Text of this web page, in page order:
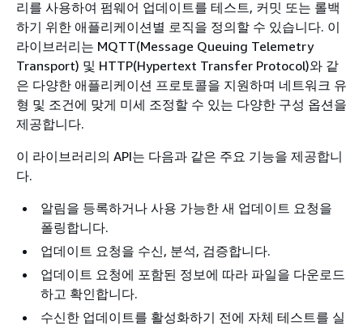
리를 사용하여 펌웨어 업데이트를 테스트, 커밋 또는 롤백
하기 위한 애플리케이션별 로직을 정의할 수 있습니다. 이
라이브러리는 MQTT(Message Queuing Telemetry
Transport) 및 HTTP(Hypertext Transfer Protocol)와 같
은 다양한 애플리케이션 프로토콜을 지원하며 네트워크 유
형 및 조건에 맞게 미세 조정할 수 있는 다양한 구성 옵션을
제공합니다.
이 라이브러리의 API는 다음과 같은 주요 기능을 제공합니
다.
알림을 등록하거나 사용 가능한 새 업데이트 요청을
폴링합니다.
업데이트 요청을 수신, 분석, 검증합니다.
업데이트 요청에 포함된 정보에 따라 파일을 다운로드
하고 확인합니다.
수신한 업데이트를 활성화하기 전에 자체 테스트를 실